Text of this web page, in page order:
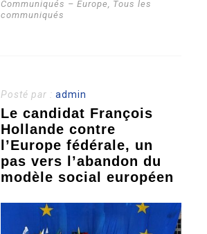
Communiqués – Europe, Tous les
communiqués
Posté par :admin
Le candidat François
Hollande contre
l’Europe fédérale, un
pas vers l’abandon du
modèle social européen